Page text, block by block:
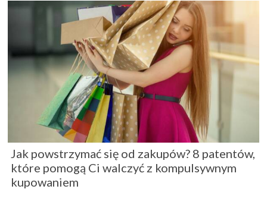
Jak powstrzymać się od zakupów? 8 patentów,
które pomogą Ci walczyć z kompulsywnym
kupowaniem